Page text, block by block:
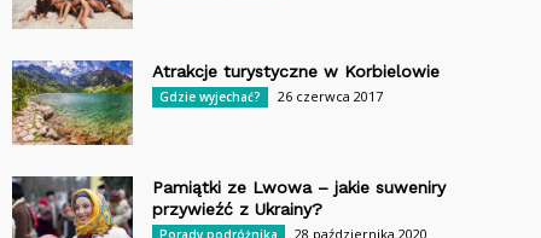
Atrakcje turystyczne w Korbielowie
Gdzie wyjechać? 26 czerwca 2017
Pamiątki ze Lwowa – jakie suweniry
przywieźć z Ukrainy?
Porady podróżnika 28 października 2020